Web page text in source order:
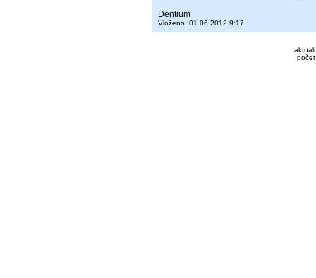
Dentium
Vloženo: 01.06.2012 9:17